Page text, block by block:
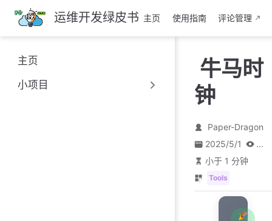
跳
至
主
要
內
容
运维开发绿皮书 主页 使用指南 评论管理
主页
小项目
牛马时
钟
Paper-Dragon
2025/5/1
...
小于 1 分钟
Tools
🎉